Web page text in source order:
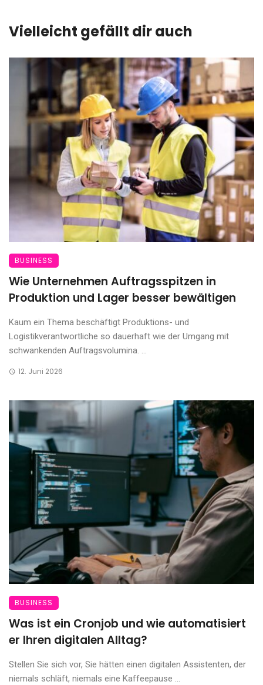
Vielleicht gefällt dir auch
BUSINESS
Wie Unternehmen Auftragsspitzen in
Produktion und Lager besser bewältigen
Kaum ein Thema beschäftigt Produktions- und
Logistikverantwortliche so dauerhaft wie der Umgang mit
schwankenden Auftragsvolumina. ...
12. Juni 2026
BUSINESS
Was ist ein Cronjob und wie automatisiert
er Ihren digitalen Alltag?
Stellen Sie sich vor, Sie hätten einen digitalen Assistenten, der
niemals schläft, niemals eine Kaffeepause ...